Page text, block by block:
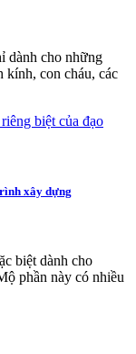
dành cho những
kính, con cháu, các
xây dựng
biệt dành cho
phần này có nhiều